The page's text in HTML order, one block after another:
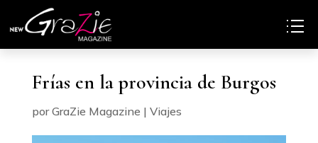
Frías en la provincia de Burgos
porGraZie Magazine | Viajes